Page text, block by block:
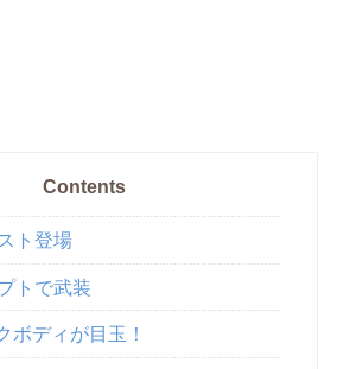
Contents
ト登場
トで武装
ボディが目玉！